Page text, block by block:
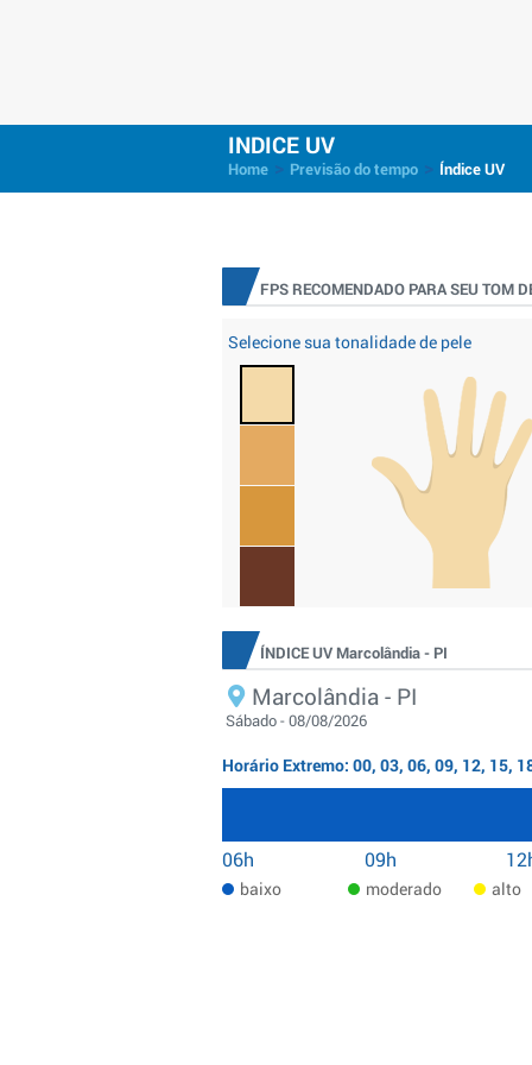
INDICE UV
Home Previsão do tempo Índice UV
FPS RECOMENDADO PARA SEU TOM
Selecione sua tonalidade de pele
ÍNDICE UV Marcolândia - PI
Marcolândia - PI
Sábado - 08/08/2026
Horário Extremo: 00, 03, 06, 09, 12, 15,
06h 09h
baixo moderado alto